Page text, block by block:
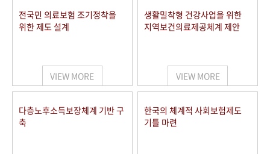
50+1 주년 기념
세계와 함께 한 KIHASA
VR 역사관
전국민 의료보험 조기정착을
위한 제도 설계
VIEW MORE
생활밀착형 건강사업을 위한
지역보건의료제공체계 제안
VIEW MORE
다층노후소득보장체계 기반 구
축
한국의 체계적 사회보험제도
기틀 마련